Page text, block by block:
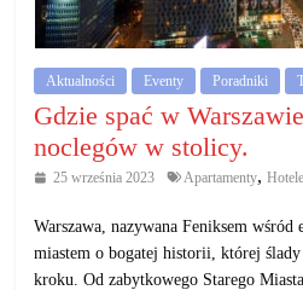
Aktualności Eventy Poradniki
Gdzie spać w
noclegów w stolicy.
25 września 2023 Apartamenty, Hotele
Warszawa, nazywana Feniksem
miastem o bogatej historii, której
kroku. Od zabytkowego Starego